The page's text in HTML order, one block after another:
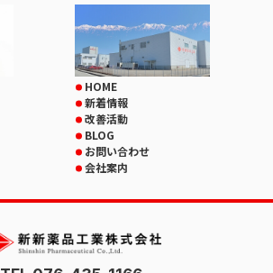
HOME
新着情報
改善活動
BLOG
お問い合わせ
会社案内